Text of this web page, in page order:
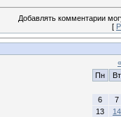
Добавлять комментарии
[
«
Пн
Вт
6
7
13
14